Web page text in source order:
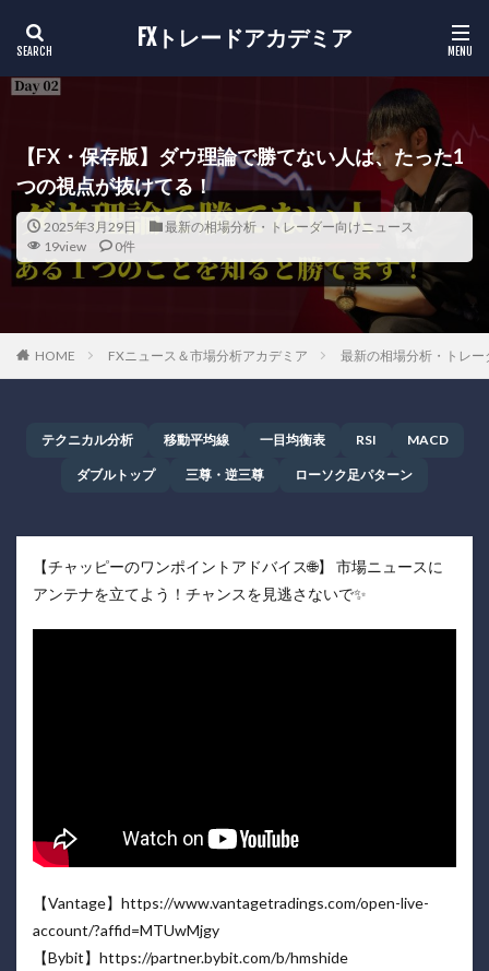
FXトレードアカデミア
【FX・保存版】ダウ理論で勝てない人は、たった1
つの視点が抜けてる！
2025年3月29日
最新の相場分析・トレーダー向けニュース
19view
0件
HOME FXニュース＆市場分析アカデミア 最新の相場分析・トレ
テクニカル分析 移動平均線 一目均衡表 RSI MACD
ダブルトップ 三尊・逆三尊 ローソク足パターン
【チャッピーのワンポイントアドバイス🌐】 市場ニュースに
アンテナを立てよう！チャンスを見逃さないで✨
【Vantage】https://www.vantagetradings.com/open-live-
account/?affid=MTUwMjgy
【Bybit】https://partner.bybit.com/b/hmshide